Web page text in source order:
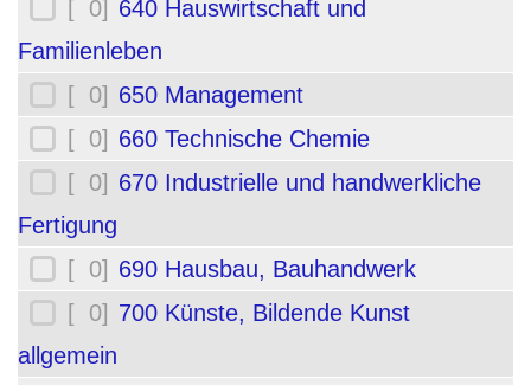
[ 0] 640 Hauswirtschaft und
Familienleben
[ 0] 650 Management
[ 0] 660 Technische Chemie
[ 0] 670 Industrielle und handwerkliche
Fertigung
[ 0] 690 Hausbau, Bauhandwerk
[ 0] 700 Künste, Bildende Kunst
allgemein